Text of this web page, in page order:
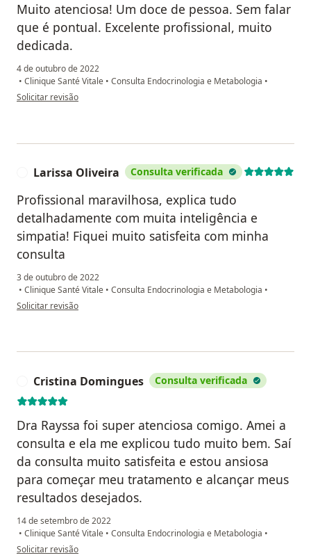
Muito atenciosa! Um doce de pessoa. Sem falar
que é pontual. Excelente profissional, muito
dedicada.
4 de outubro de 2022
• Clinique Santé Vitale • Consulta Endocrinologia e Metabologia •
na opinião do utilizador Victoria Paganeli
Solicitar revisão
Larissa Oliveira Consulta verificada
Profissional maravilhosa, explica tudo
detalhadamente com muita inteligência e
simpatia! Fiquei muito satisfeita com minha
consulta
3 de outubro de 2022
• Clinique Santé Vitale • Consulta Endocrinologia e Metabologia •
na opinião do utilizador Larissa Oliveira
Solicitar revisão
Cristina Domingues Consulta verificada
Dra Rayssa foi super atenciosa comigo. Amei a
consulta e ela me explicou tudo muito bem. Saí
da consulta muito satisfeita e estou ansiosa
para começar meu tratamento e alcançar meus
resultados desejados.
14 de setembro de 2022
• Clinique Santé Vitale • Consulta Endocrinologia e Metabologia •
na opinião do utilizador Cristina Domingues
Solicitar revisão